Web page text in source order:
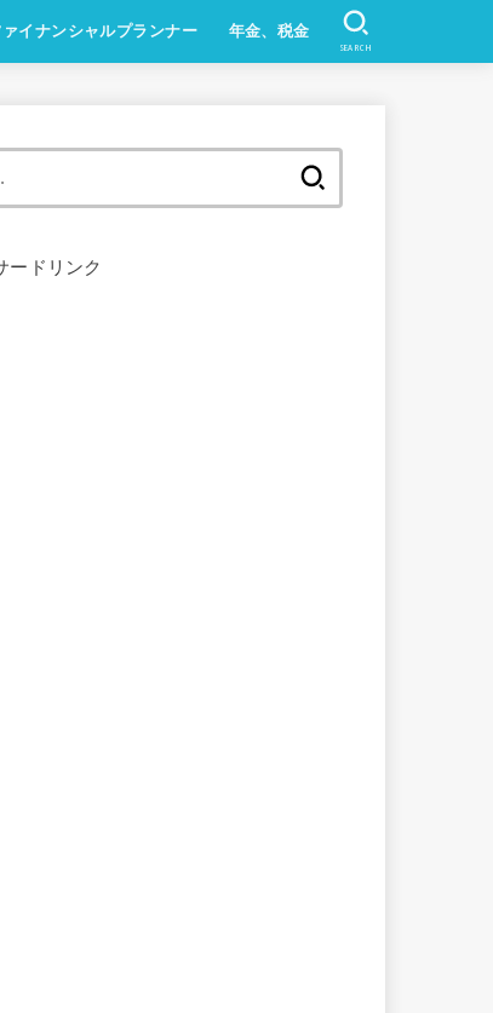
ァイナンシャルプランナー 年金、税金
SEARCH
ードリンク